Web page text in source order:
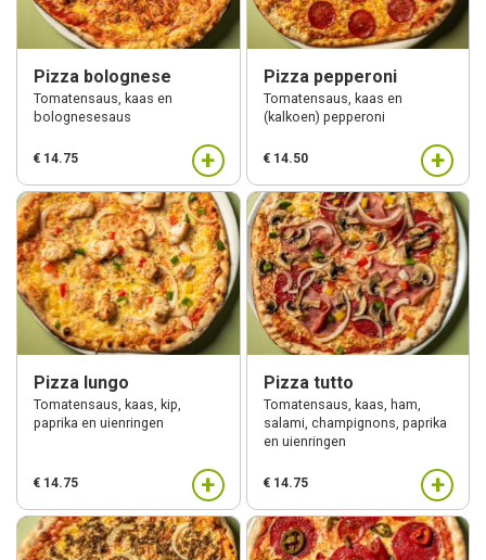
Pizza bolognese
Tomatensaus, kaas en
bolognesesaus
€ 14.75 +
Pizza pepperoni
Tomatensaus, kaas en
(kalkoen) pepperoni
€ 14.50 +
Pizza lungo
Tomatensaus, kaas, kip,
paprika en uienringen
€ 14.75 +
Pizza tutto
Tomatensaus, kaas, ham,
salami, champignons, paprika
en uienringen
€ 14.75 +